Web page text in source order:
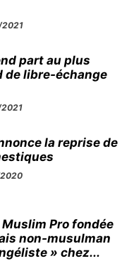
part au plus
de libre-échange
la reprise de
Muslim Pro fondée
non-musulman
» chez...